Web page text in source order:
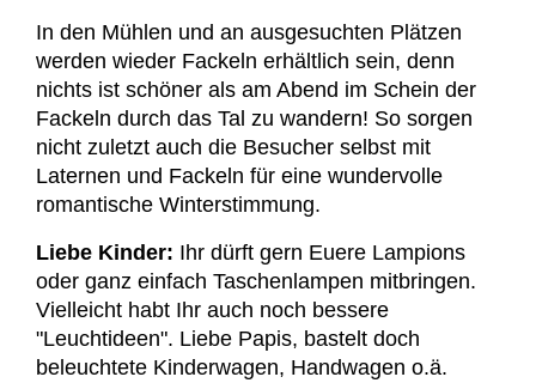
In den Mühlen und an ausgesuchten Plätzen
werden wieder Fackeln erhältlich sein, denn
nichts ist schöner als am Abend im Schein der
Fackeln durch das Tal zu wandern! So sorgen
nicht zuletzt auch die Besucher selbst mit
Laternen und Fackeln für eine wundervolle
romantische Winterstimmung.
Liebe Kinder: Ihr dürft gern Euere Lampions
oder ganz einfach Taschenlampen mitbringen.
Vielleicht habt Ihr auch noch bessere
"Leuchtideen". Liebe Papis, bastelt doch
beleuchtete Kinderwagen, Handwagen o.ä.